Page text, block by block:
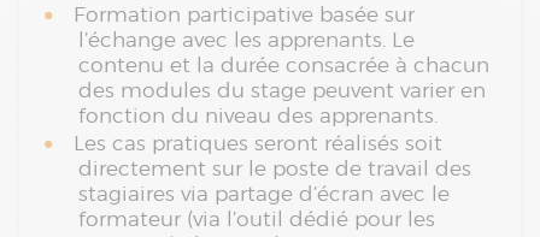
Formation participative basée sur
l’échange avec les apprenants. Le
contenu et la durée consacrée à chacun
des modules du stage peuvent varier en
fonction du niveau des apprenants.
Les cas pratiques seront réalisés soit
directement sur le poste de travail des
stagiaires via partage d’écran avec le
formateur (via l’outil dédié pour les